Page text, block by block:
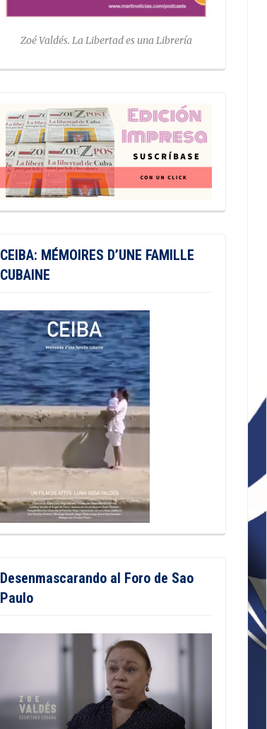
Zoé Valdés. La Libertad es una Librería
CEIBA: MÉMOIRES D’UNE FAMILLE
CUBAINE
Desenmascarando al Foro de Sao
Paulo